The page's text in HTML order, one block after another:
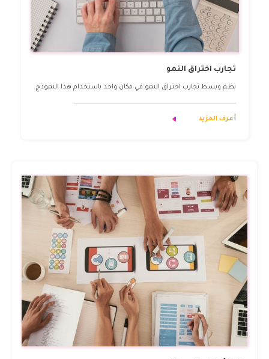
تجارب اختراق النمو
نظم وبسط تجارب اختراق النمو في مكان واحد باستخدام هذا النموذج.
أعرف المزيد